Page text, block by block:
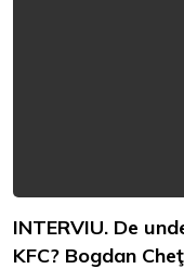
INTERVIU. De
KFC? Bogdan